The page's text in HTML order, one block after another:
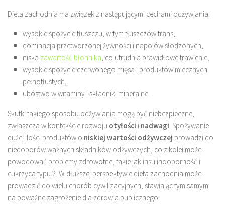
Dieta zachodnia ma związek z następującymi cechami odżywiania:
wysokie spożycie tłuszczu, w tym tłuszczów trans,
dominacja przetworzonej żywności i napojów słodzonych,
niska zawartość błonnika, co utrudnia prawidłowe trawienie,
wysokie spożycie czerwonego mięsa i produktów mlecznych
pełnotłustych,
ubóstwo w witaminy i składniki mineralne.
Skutki takiego sposobu odżywiania mogą być niebezpieczne,
zwłaszcza w kontekście rozwoju otyłości i nadwagi. Spożywanie
dużej ilości produktów o niskiej wartości odżywczej prowadzi do
niedoborów ważnych składników odżywczych, co z kolei może
powodować problemy zdrowotne, takie jak insulinooporność i
cukrzyca typu 2. W dłuższej perspektywie dieta zachodnia może
prowadzić do wielu chorób cywilizacyjnych, stawiając tym samym
na poważne zagrożenie dla zdrowia publicznego.